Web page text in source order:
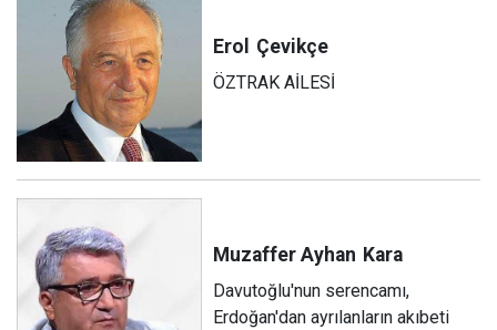
Erol Çevikçe
ÖZTRAK AİLESİ
Muzaffer Ayhan Kara
Davutoğlu'nun serencamı,
Erdoğan'dan ayrılanların akıbeti